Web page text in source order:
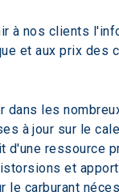
à nos clients
et aux prix des
dans les
à jour sur le
ressource
et
le carburant